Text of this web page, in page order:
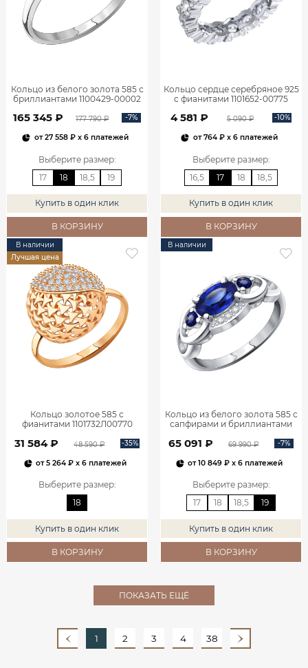
Кольцо из белого золота 585 с
бриллиантами 1100429-00002
165 345 ₽ 177 790 ₽ -7%
от27 558 ₽x 6 платежей
Выберите размер:
17
18 18,5 19
Купить в один клик
В КОРЗИНУ
Кольцо сердце серебряное 925
с фианитами 1101652-00775
4 581 ₽ 5 090 ₽ -10%
от764 ₽x 6 платежей
Выберите размер:
16,5
17 18 18,5
Купить в один клик
В КОРЗИНУ
В наличии
Лучшая цена
Кольцо золотое 585 с
фианитами 1101732Л00770
31 584 ₽ 48 590 ₽ -35%
от5 264 ₽ x 6 платежей
Выберите размер:
18
Купить в один клик
В КОРЗИНУ
В наличии
Кольцо из белого золота 585 с
сапфирами и бриллиантами
65 091 ₽ 69 990 ₽ -7%
от10 849 ₽ x 6 платежей
Выберите размер:
17
18 18,5 19
Купить в один клик
В КОРЗИНУ
ПОКАЗАТЬ ЕЩЁ
1 2 3 4 38